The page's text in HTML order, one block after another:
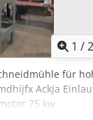
1 /2
für
Ackja
75 kw